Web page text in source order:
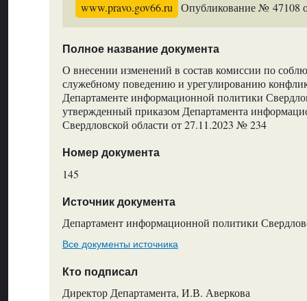
www.pravo.gov66.ru Опубликование № 47108
Полное название документа
О внесении изменений в состав комиссии по
служебному поведению и урегулированию
Департаменте информационной политики
утвержденный приказом Департамента
Свердловской области от 27.11.2023 № 234
Номер документа
145
Источник документа
Департамент информационной политики
Все документы источника
Кто подписал
Директор Департамента, И.В. Аверкова